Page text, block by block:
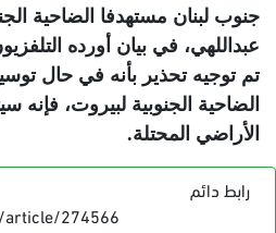
جنوب لبنان مستهدفا الضاحية
عبداللهي، في بيان أورده
تم توجيه تحذير بأنه في حال
الضاحية الجنوبية لبيروت،
الأراضي المحتلة.
رابط دائم
274566